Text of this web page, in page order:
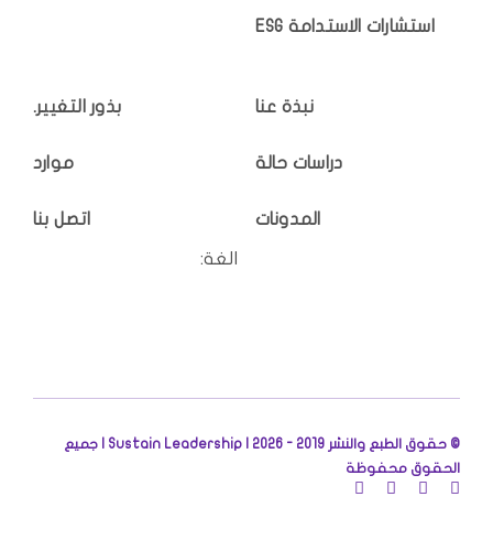
استشارات الاستدامة ESG
نبذة عنا
دراسات حالة
المدونات
بذور التغيير.
موارد
اتصل بنا
الغة:
© حقوق الطبع والنشر 2019 - 2026 |
Sustain Leadership | جميع
الحقوق محفوظة